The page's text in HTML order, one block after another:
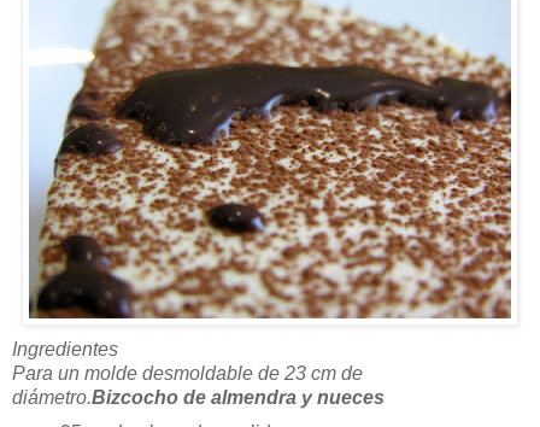
Ingredientes
Para un molde desmoldable de 23 cm de
diámetro.Bizcocho de almendra y nueces